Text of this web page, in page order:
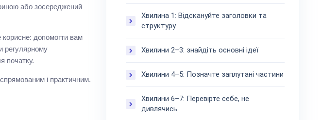
або зосереджений
корисне: допомогти вам
регулярному
початку.
і практичним.
Хвилина 1: Відскануйте заголовки та
структуру
Хвилини 2–3: знайдіть основні ідеї
Хвилини 4–5: Позначте заплутані частини
Хвилини 6–7: Перевірте себе, не
дивлячись